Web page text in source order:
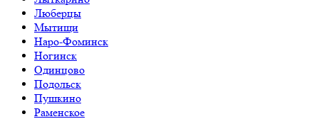
Люберцы
Мытищи
Наро-Фоминск
Ногинск
Одинцово
Подольск
Пушкино
Раменское